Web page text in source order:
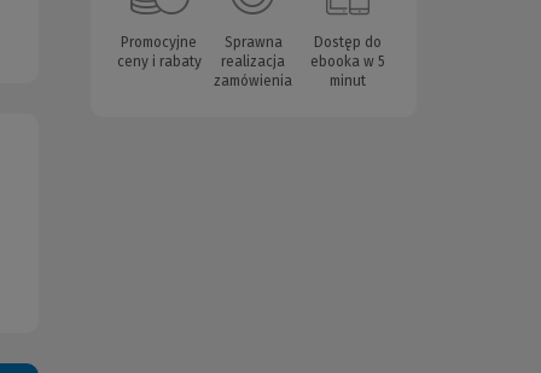
Promocyjne
ceny i rabaty
Sprawna
realizacja
zamówienia
Dostęp do
ebooka w 5
minut